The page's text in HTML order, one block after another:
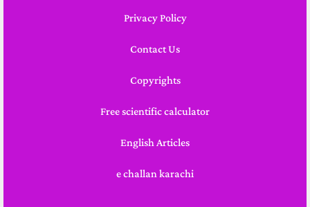
Privacy Policy
Contact Us
Copyrights
Free scientific calculator
English Articles
e challan karachi